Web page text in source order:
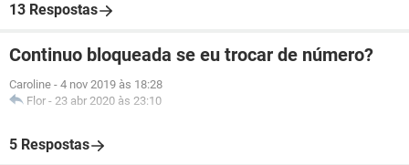
13 Respostas
Continuo bloqueada se eu trocar de número?
Caroline - 4 nov 2019 às 18:28
Flor - 23 abr 2020 às 23:10
5 Respostas